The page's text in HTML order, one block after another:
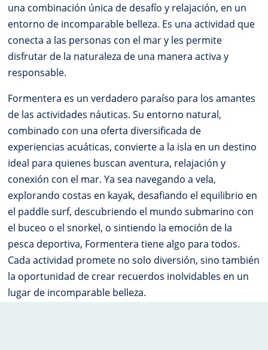
una combinación única de desafío y relajación, en un
entorno de incomparable belleza. Es una actividad que
conecta a las personas con el mar y les permite
disfrutar de la naturaleza de una manera activa y
responsable.
Formentera es un verdadero paraíso para los amantes
de las actividades náuticas. Su entorno natural,
combinado con una oferta diversificada de
experiencias acuáticas, convierte a la isla en un destino
ideal para quienes buscan aventura, relajación y
conexión con el mar. Ya sea navegando a vela,
explorando costas en kayak, desafiando el equilibrio en
el paddle surf, descubriendo el mundo submarino con
el buceo o el snorkel, o sintiendo la emoción de la
pesca deportiva, Formentera tiene algo para todos.
Cada actividad promete no solo diversión, sino también
la oportunidad de crear recuerdos inolvidables en un
lugar de incomparable belleza.